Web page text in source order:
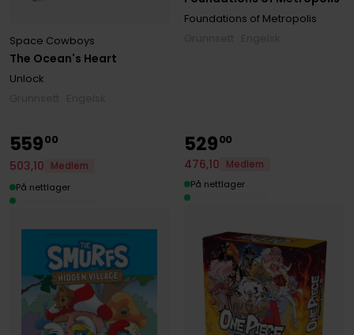
The Ocean's Heart
Space Cowboys
Unlock
Foundations of Metropolis
55900
503,10
Medlem
På nettlager
52900
476,10
Medlem
På nettlager